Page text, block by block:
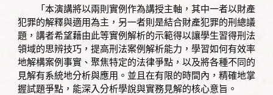
「本演講將以兩則實例作為講授主軸，其中一者以財產
犯罪的解釋與適用為主，另一者則是結合財產犯罪的刑總議
題，講者希望藉由此等實例解析的示範得以讓學生習得刑法
領域的思辨技巧，提高刑法案例解析能力，學習如何有效率
地解構案例事實、聚焦特定的法律爭點，以及將各種不同的
見解有系統地分析與應用。並且在有限的時間內，精確地掌
握試題爭點，能深入分析學說與實務見解的核心意旨。